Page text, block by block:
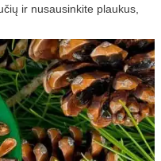
ir nusausinkite plaukus,